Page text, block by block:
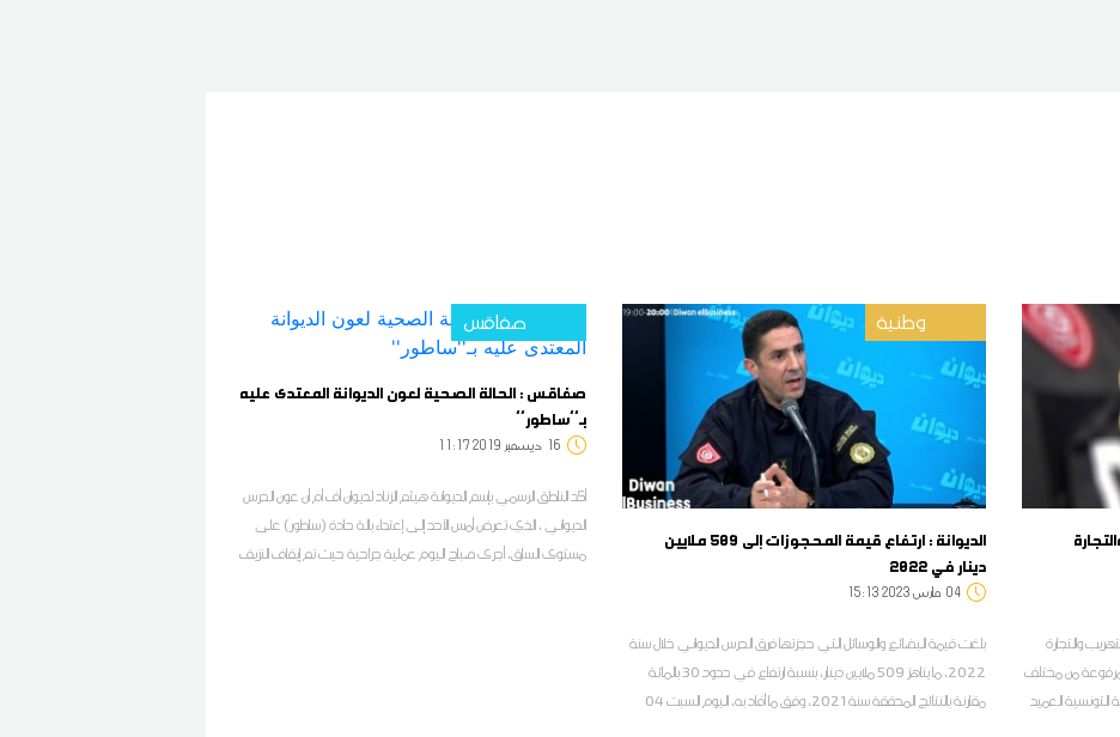
والتجارة
من مختلف
التونسية العميد
وطنية
الديوانة : ارتفاع قيمة المحجوزات إلى 509 ملايين
دينار في 2022
04 15:13 2023 مارس
بلغت قيمة البضائع والوسائل التي حجزتها فرق الحرس الديواني خلال سنة
2022، ما يناهز 509 ملايين دينار، بنسبة ارتفاع في حدود 30 بالمائة
مقارنة بالنتائج المحققة سنة 2021، وفق ما أفاد به، اليوم السبت 04
صفاقس
صفاقس : الحالة الصحية لعون الديوانة المعتدى عليه
بـ''ساطور''
16 11:17 2019 ديسمبر
أكد الناطق الرسمي بإسم الديوانة هيثم الزناد لديوان أف أم أن عون الحرس
الديواني ، الذي تعرض أمس الأحد إلى إعتداء بآلة حادة (ساطور) على
مستوى الساق، أجرى صباح اليوم عملية جراحية حيث تم إيقاف النزيف